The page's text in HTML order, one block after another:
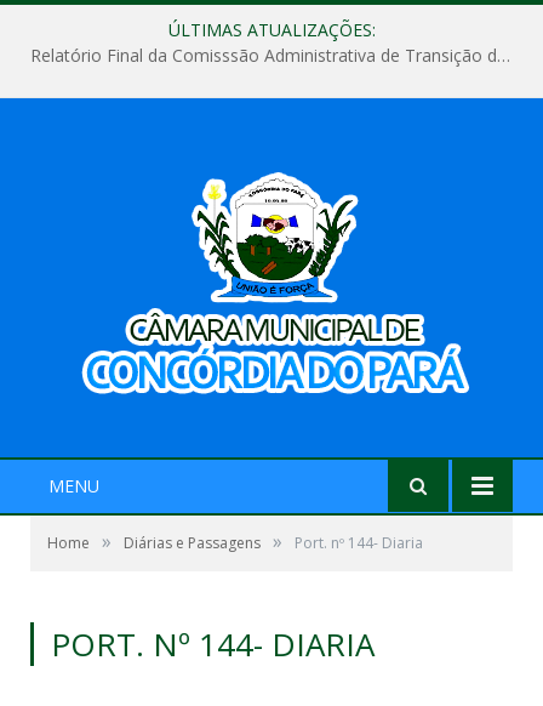
ÚLTIMAS ATUALIZAÇÕES:
Relatório Final da Comisssão Administrativa de Transição de Mandato do Poder Legislativo do Município de Concórdia do Pará
MENU
Home » Diárias e Passagens » Port. nº 144- Diaria
PORT. Nº 144- DIARIA